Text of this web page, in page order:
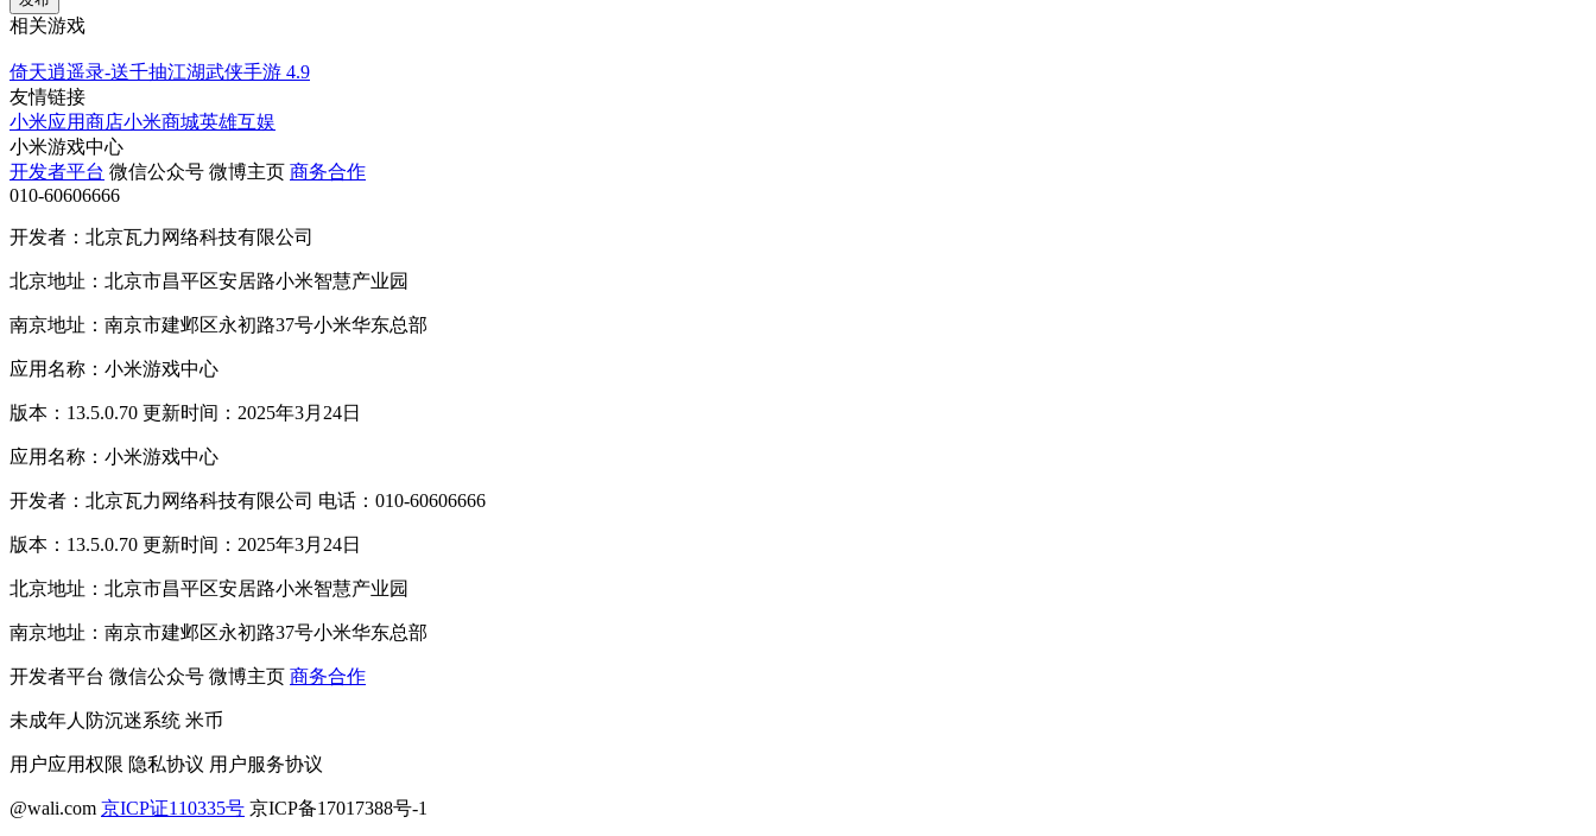
相关游戏
倚天逍遥录-送千抽江湖武侠手游 4.9
友情链接
小米应用商店小米商城英雄互娱
小米游戏中心
开发者平台 微信公众号 微博主页 商务合作
010-60606666
开发者：北京瓦力网络科技有限公司
北京地址：北京市昌平区安居路小米智慧产业园
南京地址：南京市建邺区永初路37号小米华东总部
应用名称：小米游戏中心
版本：13.5.0.70 更新时间：2025年3月24日
应用名称：小米游戏中心
开发者：北京瓦力网络科技有限公司 电话：010-60606666
版本：13.5.0.70 更新时间：2025年3月24日
北京地址：北京市昌平区安居路小米智慧产业园
南京地址：南京市建邺区永初路37号小米华东总部
开发者平台 微信公众号 微博主页 商务合作
未成年人防沉迷系统 米币
用户应用权限 隐私协议 用户服务协议
@wali.com 京ICP证110335号 京ICP备17017388号-1